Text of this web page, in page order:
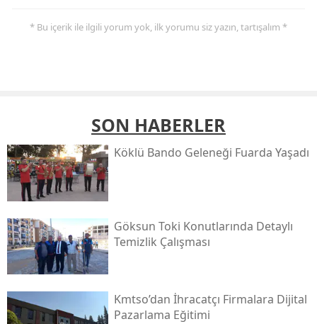
* Bu içerik ile ilgili yorum yok, ilk yorumu siz yazın, tartışalım *
SON HABERLER
Köklü Bando Geleneği Fuarda Yaşadı
Göksun Toki̇ Konutlarında Detaylı
Temizlik Çalışması
Kmtso’dan İhracatçı Firmalara Dijital
Pazarlama Eğitimi